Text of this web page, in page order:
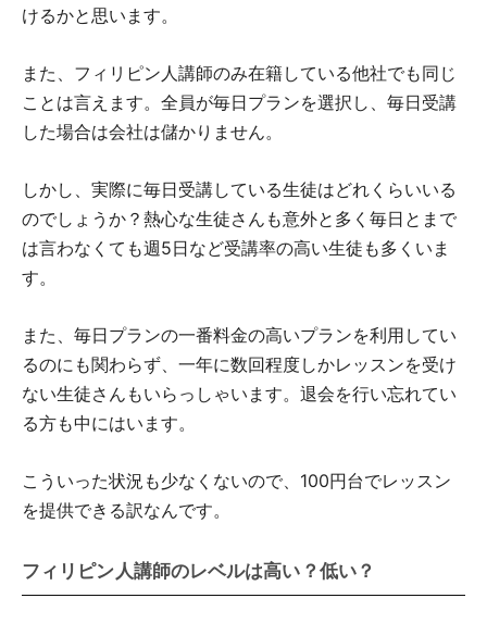
けるかと思います。
また、フィリピン人講師のみ在籍している他社でも同じ
ことは言えます。全員が毎日プランを選択し、毎日受講
した場合は会社は儲かりません。
しかし、実際に毎日受講している生徒はどれくらいいる
のでしょうか？熱心な生徒さんも意外と多く毎日とまで
は言わなくても週5日など受講率の高い生徒も多くいま
す。
また、毎日プランの一番料金の高いプランを利用してい
るのにも関わらず、一年に数回程度しかレッスンを受け
ない生徒さんもいらっしゃいます。退会を行い忘れてい
る方も中にはいます。
こういった状況も少なくないので、100円台でレッスン
を提供できる訳なんです。
フィリピン人講師のレベルは高い？低い？